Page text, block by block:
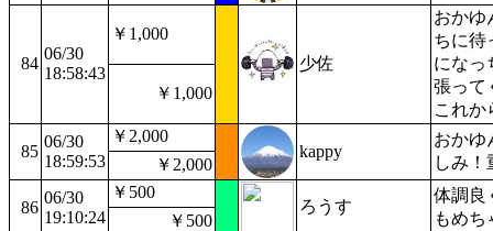
84
06/30
18:58:43
￥1,000
少佐
おかゆ
ちに待
になっ
張って
これか
￥1,000
85
06/30
18:59:53
￥2,000
kappy
おかゆ
しみ！
￥2,000
86
06/30
19:10:24
￥500
ろうす
体調良
もめち
￥500